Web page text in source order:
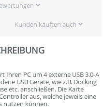
Kunden kauften auch
Ihren PC um 4 externe USB 3.0-A
USB Geräte, wie z.B. Docking
etc. anschließen. Die Karte
aus, welche jeweils eine
nutzen können.